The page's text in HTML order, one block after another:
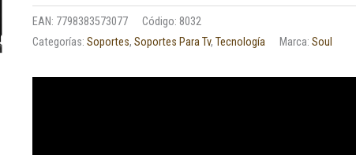
EAN: 7798383573077 Código: 8032
Categorías: Soportes,Soportes Para Tv,Tecnología Marca:Soul